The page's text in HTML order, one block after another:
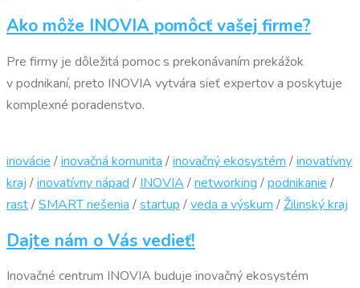
Ako môže INOVIA pomôcť vašej firme?
Pre firmy je dôležitá pomoc s prekonávaním prekážok
v podnikaní, preto INOVIA vytvára sieť expertov a poskytuje
komplexné poradenstvo.
inovácie /inovačná komunita /inovačný ekosystém /inovatívny
kraj /inovatívny nápad / INOVIA /networking /podnikanie /
rast/SMART riešenia /startup /veda a výskum /Žilinský kraj
Dajte nám o Vás vedieť!
Inovačné centrum INOVIA buduje inovačný ekosystém